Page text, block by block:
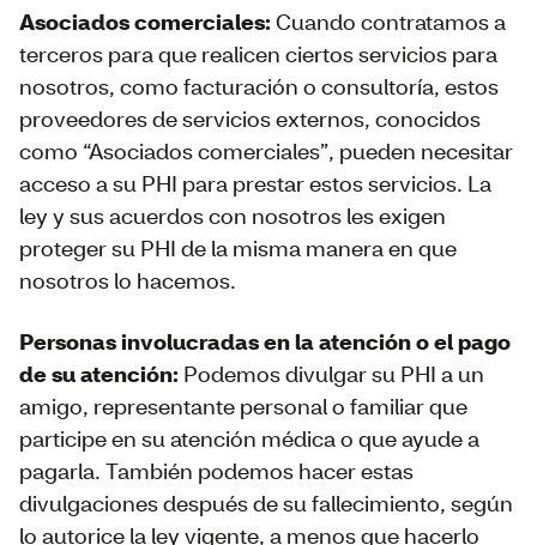
Asociados comerciales:Cuando contratamos a
terceros para que realicen ciertos servicios para
nosotros, como facturación o consultoría, estos
proveedores de servicios externos, conocidos
como “Asociados comerciales”, pueden necesitar
acceso a su PHI para prestar estos servicios. La
ley y sus acuerdos con nosotros les exigen
proteger su PHI de la misma manera en que
nosotros lo hacemos.
Personas involucradas en la atención o el pago
de su atención: Podemos divulgar su PHI a un
amigo, representante personal o familiar que
participe en su atención médica o que ayude a
pagarla. También podemos hacer estas
divulgaciones después de su fallecimiento, según
lo autorice la ley vigente, a menos que hacerlo